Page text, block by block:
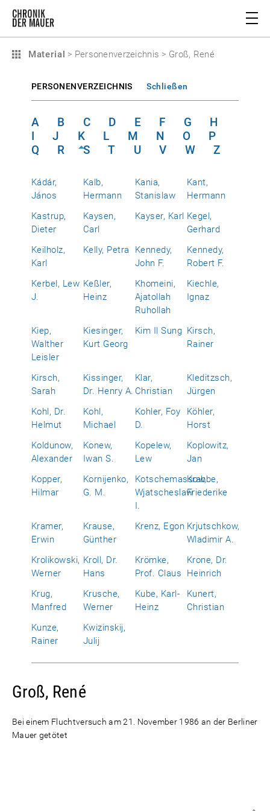
Material > Personenverzeichnis > Groß, René
PERSONENVERZEICHNIS Schließen
A B C D E F G
H
I
J K L M N O
P
Q
R S T U V W Z
Kádár,
János
Kalb,
Hermann
Kania,
Stanislaw
Kant,
Hermann
Kastrup,
Dieter
Kaysen,
Carl
Kayser, Karl Kegel,
Gerhard
Keilholz,
Karl
Kelly, Petra
Kennedy,
John F.
Kennedy,
Robert F.
Kerbel, Lew
J.
Keßler,
Heinz
Khomeini,
Ajatollah
Ruhollah
Kiechle,
Ignaz
Kiep,
Walther
Leisler
Kiesinger,
Kurt Georg
Kim Il Sung Kirsch,
Rainer
Kirsch,
Sarah
Kissinger,
Dr. Henry A.
Klar,
Christian
Kleditzsch,
Jürgen
Kohl, Dr.
Helmut
Kohl,
Michael
Kohler, Foy
D.
Köhler,
Horst
Koldunow,
Alexander
Konew,
Iwan S.
Kopelew,
Lew
Koplowitz,
Jan
Kopper,
Hilmar
Kornijenko,
G. M.
Kotschemassow,
Wjatscheslaw
I.
Krabbe,
Friederike
Kramer,
Erwin
Krause,
Günther
Krenz, Egon Krjutschkow,
Wladimir A.
Krolikowski,
Werner
Kroll, Dr.
Hans
Krömke,
Prof. Claus
Krone, Dr.
Heinrich
Krug,
Manfred
Krusche,
Werner
Kube, Karl-
Heinz
Kunert,
Christian
Kunze,
Rainer
Kwizinskij,
Julij
Groß, René
Bei einem Fluchtversuch am 21. November 1986 an der Berliner
Mauer getötet